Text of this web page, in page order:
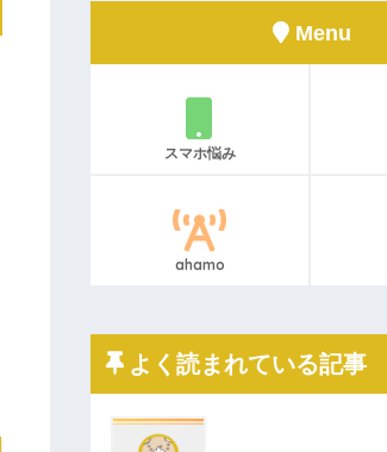
Menu
スマホ悩み
ahamo
よく読まれている記事